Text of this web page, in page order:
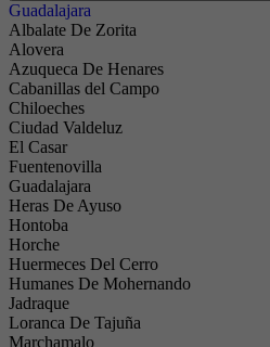
Guadalajara
Albalate De Zorita
Alovera
Azuqueca De Henares
Cabanillas del Campo
Chiloeches
Ciudad Valdeluz
El Casar
Fuentenovilla
Guadalajara
Heras De Ayuso
Hontoba
Horche
Huermeces Del Cerro
Humanes De Mohernando
Jadraque
Loranca De Tajuña
Marchamalo